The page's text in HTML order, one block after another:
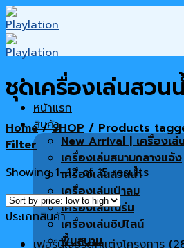
Skip
to
content
หน้าแรก
สินค้า
New Arrival | เครื่องเล่
เครื่องเล่นสนามกลางแจ้ง
เครื่องเล่นสวนน้ำ
เครื่องเล่นเป่าลม
เครื่องเล่นในร่ม
เครื่องเล่นซิปไลน์
พื้นสนาม
ชุดเครื่องเล่นสวน
Home / SHOP / Products
Filter
Showing 1–12 of 15 results
ประเภทสินค้า
เฟอร์นิเจอร์ตกแต่งโครงการ